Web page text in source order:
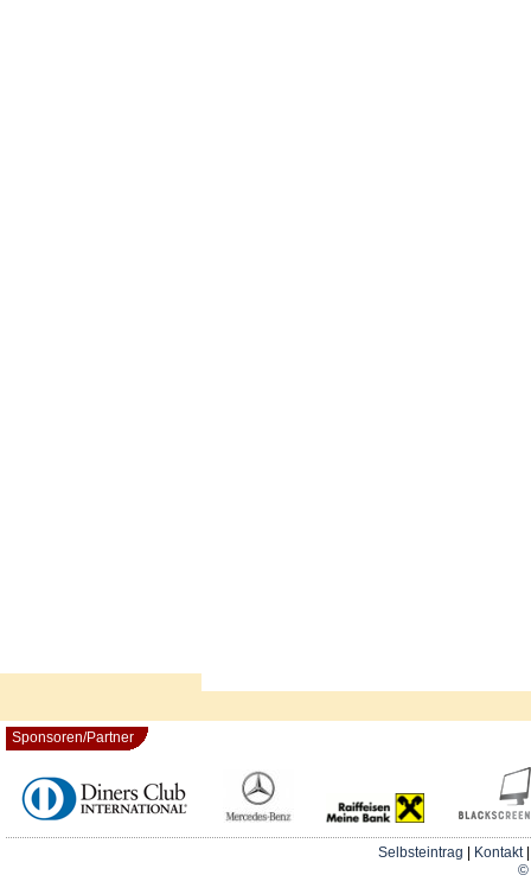
Sponsoren/Partner
Selbsteintrag Kontakt
©